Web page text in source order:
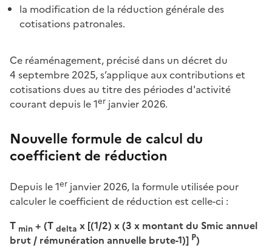
la modification de la réduction générale des
cotisations patronales.
Ce réaménagement, précisé dans un décret du
4 septembre 2025, s’applique aux contributions et
cotisations dues au titre des périodes d'activité
courant depuis le 1er janvier 2026.
Nouvelle formule de calcul du
coefficient de réduction
Depuis le 1er janvier 2026, la formule utilisée pour
calculer le coefficient de réduction est celle-ci :
T min + (T delta x [(1/2) x (3 x montant du Smic annuel
brut / rémunération annuelle brute-1)] P)